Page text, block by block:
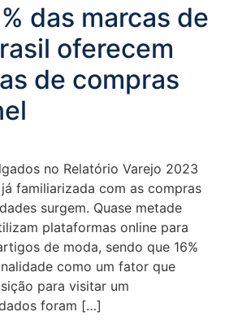
das marcas de
oferecem
de compras
no Relatório Varejo 2023
familiarizada com as compras
surgem. Quase metade
plataformas online para
de moda, sendo que 16%
como um fator que
para visitar um
foram […]